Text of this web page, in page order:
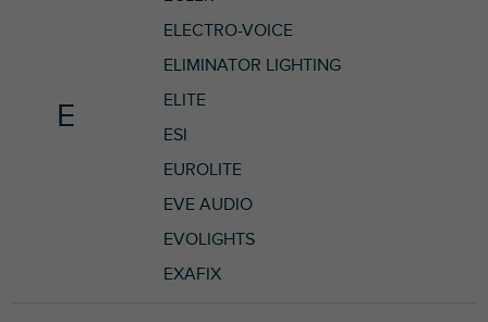
E
ELECTRO-VOICE
ELIMINATOR LIGHTING
ELITE
ESI
EUROLITE
EVE AUDIO
EVOLIGHTS
EXAFIX